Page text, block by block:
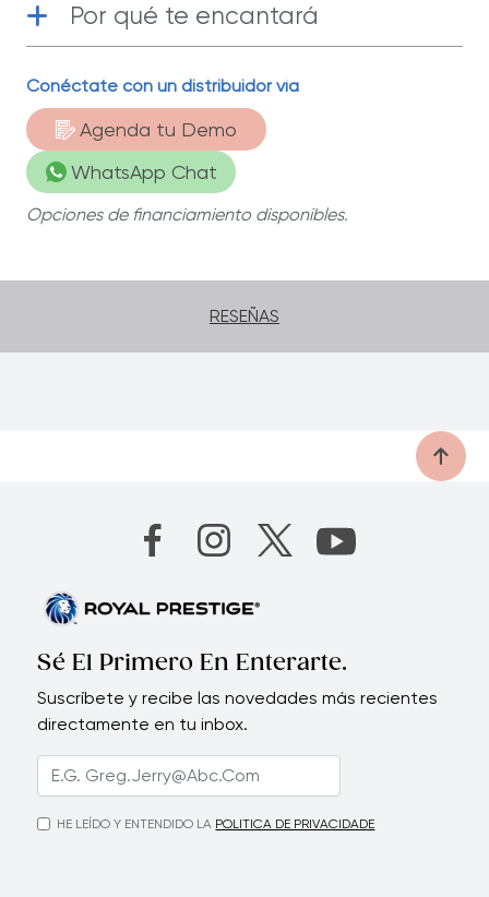
Por qué te encantará
50 años de garantía limitada
acompañarán en muchos años de
bebidas refrescantes.
Conéctate con un distribuidor vía
Agenda tu Demo
WhatsApp Chat
Opciones de financiamiento disponibles.
RESEÑAS
Sé El Primero En Enterarte.
Suscríbete y recibe las novedades más recientes
directamente en tu inbox.
HE LEÍDO Y ENTENDIDO LA POLITICA DE PRIVACIDADE